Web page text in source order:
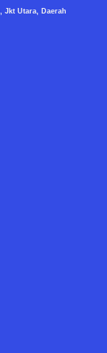
Jkt Utara, Daerah